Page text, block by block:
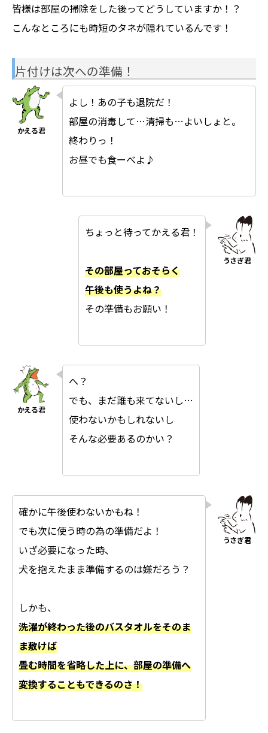
皆様は部屋の掃除をした後ってどうしていますか！？
こんなところにも時短のタネが隠れているんです！
片付けは次への準備！
よし！あの子も退院だ！
部屋の消毒して…清掃も…よいしょと。
終わりっ！
お昼でも食ーべよ♪
ちょっと待ってかえる君！
その部屋っておそらく
午後も使うよね？
その準備もお願い！
へ？
でも、まだ誰も来てないし…
使わないかもしれないし
そんな必要あるのかい？
確かに午後使わないかもね！
でも次に使う時の為の準備だよ！
いざ必要になった時、
犬を抱えたまま準備するのは嫌だろう？
しかも、
洗濯が終わった後のバスタオルをそのま
ま敷けば
畳む時間を省略した上に、部屋の準備へ
変換することもできるのさ！